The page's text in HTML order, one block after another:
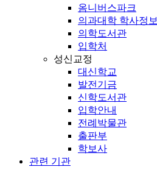
옴니버스파크
의과대학 학사정보
의학도서관
입학처
성신교정
대신학교
발전기금
신학도서관
입학안내
전례박물관
출판부
학보사
관련 기관